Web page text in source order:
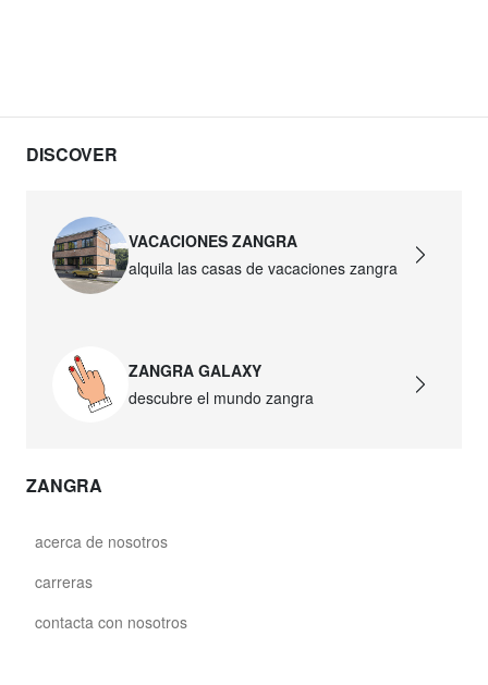
DISCOVER
VACACIONES ZANGRA
alquila las casas de vacaciones zangra
ZANGRA GALAXY
descubre el mundo zangra
ZANGRA
acerca de nosotros
carreras
contacta con nosotros